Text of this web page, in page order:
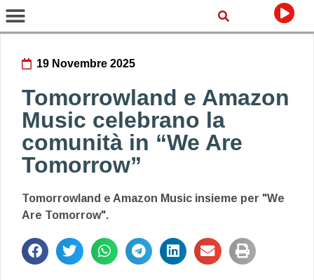
19 Novembre 2025
Tomorrowland e Amazon
Music celebrano la
comunità in “We Are
Tomorrow”
Tomorrowland e Amazon Music insieme per "We
Are Tomorrow".